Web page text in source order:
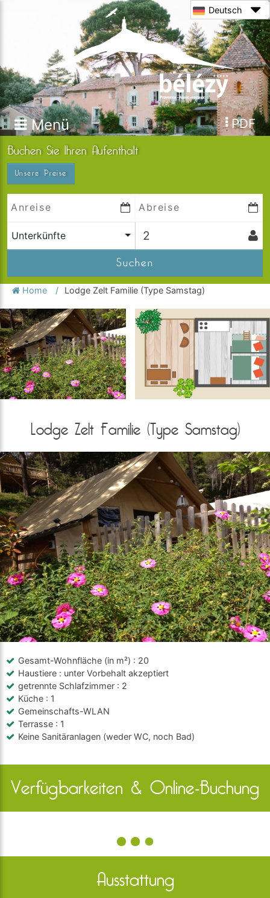
Menü PDF
Deutsch
Buchen Sie Ihren Aufenthalt
Unsere Preise
Unterkünfte
Suchen
Home Lodge Zelt Familie (Type Samstag)
Lodge Zelt Familie (Type Samstag)
Gesamt-Wohnfläche (in m²) : 20
Haustiere : unter Vorbehalt akzeptiert
getrennte Schlafzimmer : 2
Küche : 1
Gemeinschafts-WLAN
Terrasse : 1
Keine Sanitäranlagen (weder WC, noch Bad)
Verfügbarkeiten & Online-Buchung
Ausstattung